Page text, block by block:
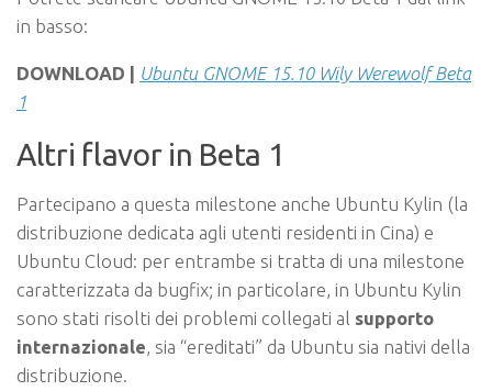
in basso:
DOWNLOAD | Ubuntu GNOME 15.10 Wily Werewolf Beta
1
Altri flavor in Beta 1
Partecipano a questa milestone anche Ubuntu Kylin (la
distribuzione dedicata agli utenti residenti in Cina) e
Ubuntu Cloud: per entrambe si tratta di una milestone
caratterizzata da bugfix; in particolare, in Ubuntu Kylin
sono stati risolti dei problemi collegati al supporto
internazionale, sia “ereditati” da Ubuntu sia nativi della
distribuzione.